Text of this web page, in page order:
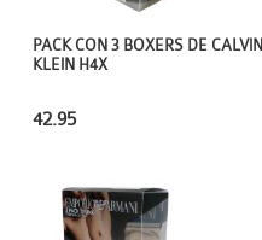
PACK CON 3 BOXERS DE CALVIN
KLEIN H4X
42.95